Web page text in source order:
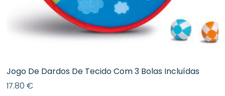
Jogo De Dardos De Tecido Com 3 Bolas Incluídas
17.80€